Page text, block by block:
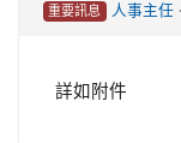
重要訊息 人事主任
詳如附件